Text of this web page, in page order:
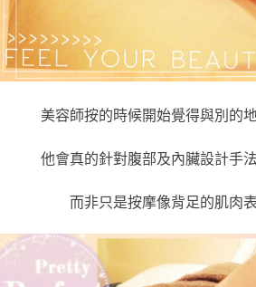
美容師按的時候開始覺得與別的
他會真的針對腹部及內臟設計手
而非只是按摩像背足的肌肉